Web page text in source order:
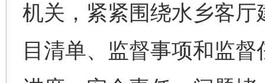
机关，紧紧围绕水乡客
目清单、监督事项和监